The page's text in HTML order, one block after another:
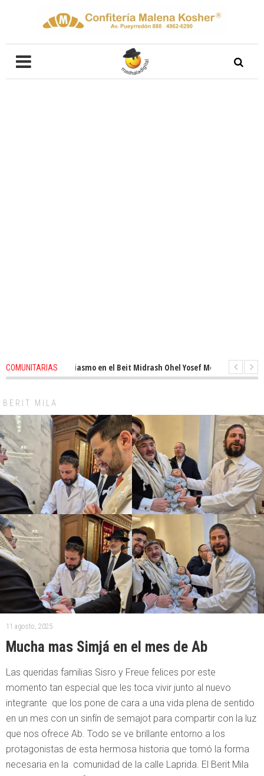
COMUNITARIASentusiasmo en el Beit Midrash Ohel Yosef Moshe 1 months ago
BERIT MILA
11 agosto, 2025
Mucha mas Simjá en el mes de Ab
Las queridas familias Sisro y Freue felices por este
momento tan especial que les toca vivir junto al nuevo
integrante que los pone de cara a una vida plena de sentido
en un mes con un sinfín de semajot para compartir con la luz
que nos ofrece Ab. Todo se ve brillante entorno a los
protagonistas de esta hermosa historia que tomó la forma
necesaria en la comunidad de la calle Laprida. El Berit Mila